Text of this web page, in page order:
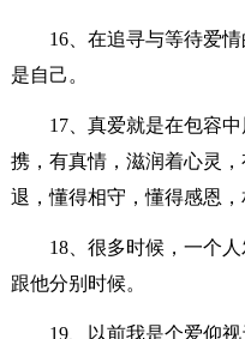
16、在追寻与等待爱
是自己。
17、真爱就是在包容
携，有真情，滋润着心灵
退，懂得相守，懂得感恩，
18、很多时候，一个
跟他分别时候。
19、以前我是个爱仰